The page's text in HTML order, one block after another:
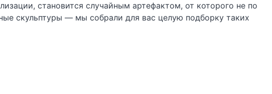
становится случайным артефактом, от которого не по
скульптуры — мы собрали для вас целую подборку таких